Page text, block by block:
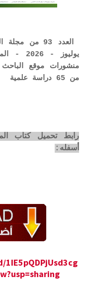
العدد 93 من
منشورات موقع
من 65 دراسة علمية
أسفله: